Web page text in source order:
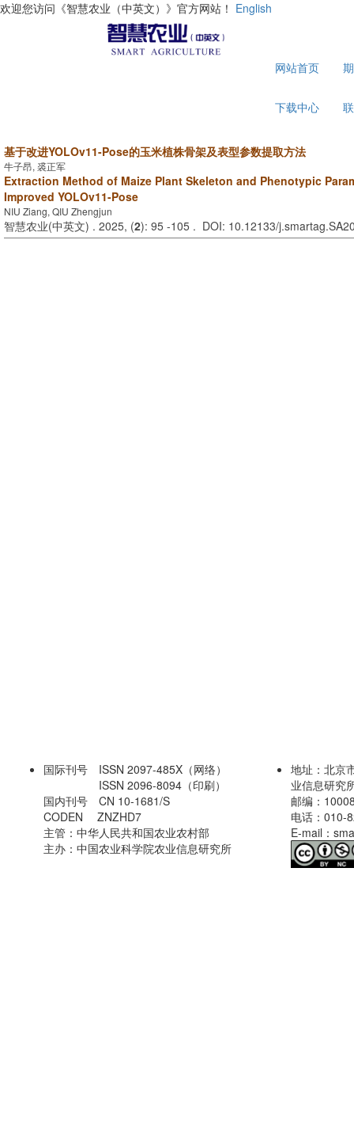
欢迎您访问《智慧农业（中英文）》官方网站！ English
网站首页
下载中心
基于改进YOLOv11-Pose的玉米植株骨架及表型参数提取方法
牛子昂, 裘正军
Extraction Method of Maize Plant Skeleton and Phenotypic
Improved YOLOv11-Pose
NIU Ziang, QIU Zhengjun
智慧农业(中英文) . 2025, (2): 95 -105 . DOI: 10.12133/
国际刊号 ISSN 2097-485X（网络）
ISSN 2096-8094（印刷）
国内刊号 CN 10-1681/S
CODEN ZNZHD7
主管：中华人民共和国农业农村部
主办：中国农业科学院农业信息研究所
地址：北京
业信息研究
邮编：
电话：010-
E-mail：